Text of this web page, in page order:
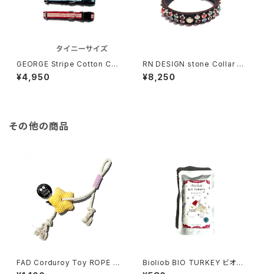
GEORGE Stripe Cotton Coll
ar タイニーサイズ ジョージ
ストライプ コットンカラー
¥4,950
RN DESIGN stone Collar ア
ールエヌ デザイン ストーンカラ
ー
¥8,250
その他の商品
FAD Corduroy Toy ROPE S
TAR ファッド コーデュロイト
Bioliob BIO TURKEY ビオリ
オーブ ビオ ターキー 冬のごち